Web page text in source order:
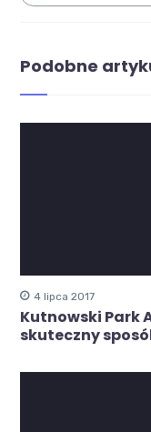
Podobne
4 lipca 2017
Kutnowski Park
skuteczny